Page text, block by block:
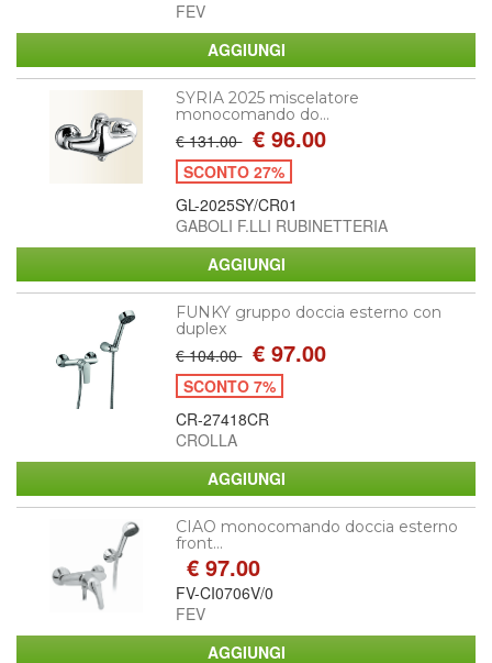
FEV
SYRIA 2025 miscelatore
monocomando do...
€ 131.00 € 96.00
SCONTO 27%
GL-2025SY/CR01
GABOLI F.LLI RUBINETTERIA
FUNKY gruppo doccia esterno con
duplex
€ 104.00 € 97.00
SCONTO 7%
CR-27418CR
CROLLA
CIAO monocomando doccia esterno
front...
€ 97.00
FV-CI0706V/0
FEV